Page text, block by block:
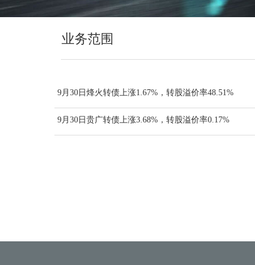
业务范围
9月30日烽火转债上涨1.67%，转股溢价率48.51%
9月30日贵广转债上涨3.68%，转股溢价率0.17%